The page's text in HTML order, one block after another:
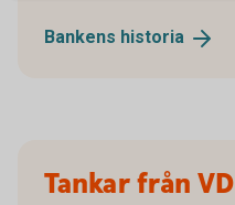
Bankens historia
Tankar från VD